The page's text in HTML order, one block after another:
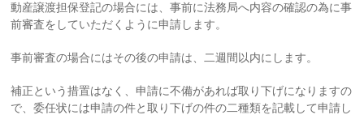
動産譲渡担保登記の場合には、事前に法務局へ内容の確認の為に事
前審査をしていただくように申請します。
事前審査の場合にはその後の申請は、二週間以内にします。
補正という措置はなく、申請に不備があれば取り下げになりますの
で、委任状には申請の件と取り下げの件の二種類を記載して申請し